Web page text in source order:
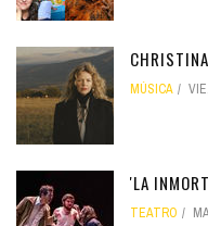
MÚSICA
'LA
TEATRO